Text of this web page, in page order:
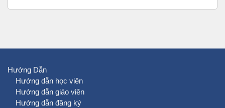
Hướng Dẫn
Hướng dẫn học viên
Hướng dẫn giáo viên
Hướng dẫn đăng ký